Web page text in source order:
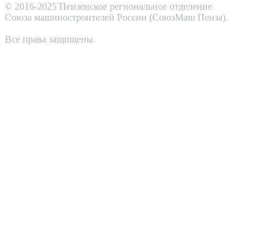
© 2016-2025 Пензенское региональное отделение
Cоюза машиностроителей России (СоюзМаш Пенза).
Все права защищены.